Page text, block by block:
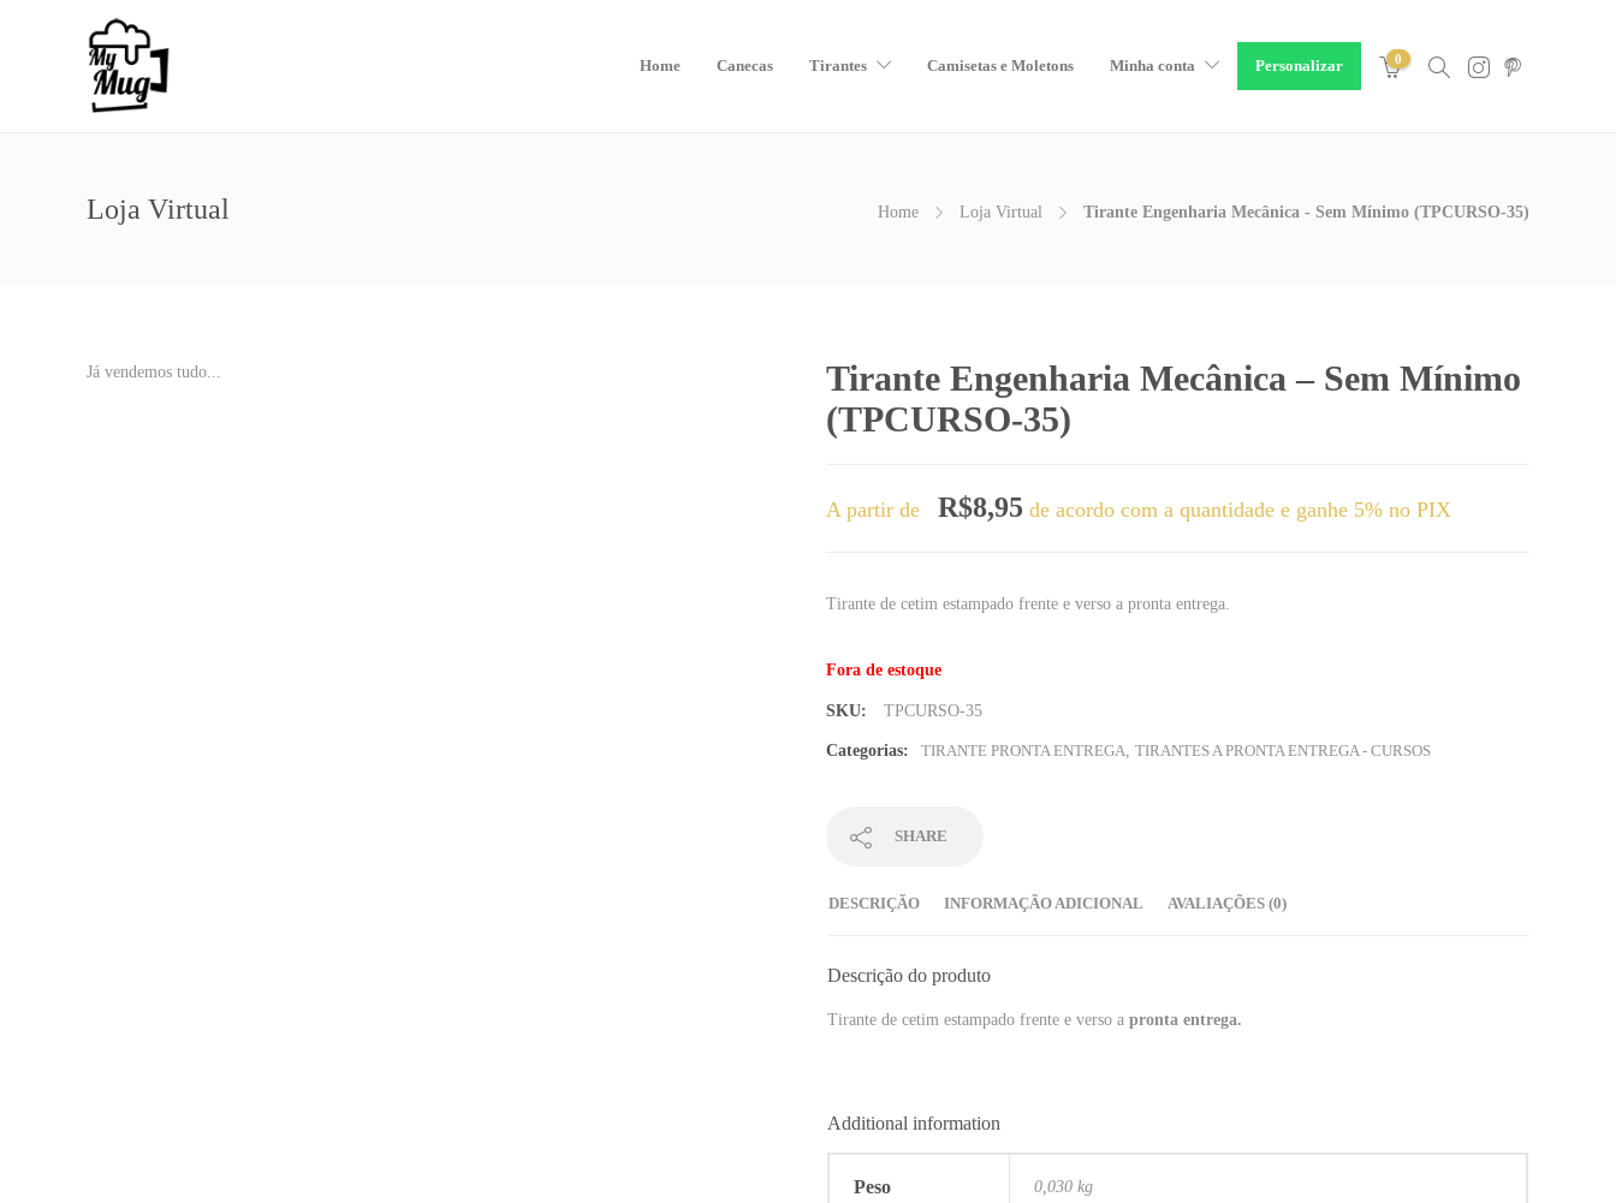
Home Canecas Tirantes Camisetas e Moletons Minha conta Personalizar 0
Loja Virtual Home Loja Virtual Tirante Engenharia Mecânica - Sem Mínimo (TPCURSO-35)
Já vendemos tudo...
Tirante Engenharia Mecânica – Sem Mínimo
(TPCURSO-35)
A partir de R$8,95 de acordo com a quantidade e ganhe 5% no PIX
Tirante de cetim estampado frente e verso a pronta entrega.
Fora de estoque
SKU: TPCURSO-35
Categorias: TIRANTE PRONTA ENTREGA, TIRANTES A PRONTA ENTREGA - CURSOS
SHARE
DESCRIÇÃO INFORMAÇÃO ADICIONAL AVALIAÇÕES (0)
Descrição do produto
Tirante de cetim estampado frente e verso a pronta entrega.
Additional information
Peso 0,030 kg